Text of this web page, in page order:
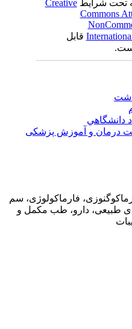
شرایط Creative
قابل
درمان و آموزش پزشکی
فارماکولوژی، سم
دارو، طب مکمل و